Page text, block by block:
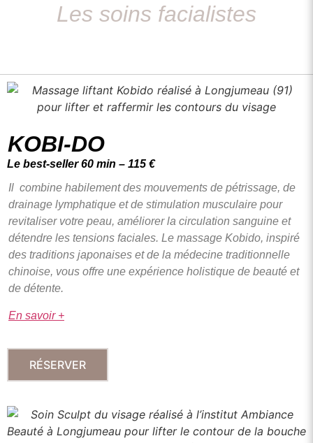
Les soins facialistes
KOBI-DO
Le best-seller 60 min – 115 €
Il combine habilement des mouvements de pétrissage, de
drainage lymphatique et de stimulation musculaire pour
revitaliser votre peau, améliorer la circulation sanguine et
détendre les tensions faciales. Le massage Kobido, inspiré
des traditions japonaises et de la médecine traditionnelle
chinoise, vous offre une expérience holistique de beauté et
de détente.
En savoir +
RÉSERVER